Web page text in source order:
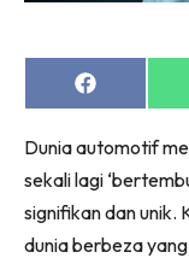
Share
on
Dunia automotif
sekali lagi
signifikan dan unik.
dunia berbeza